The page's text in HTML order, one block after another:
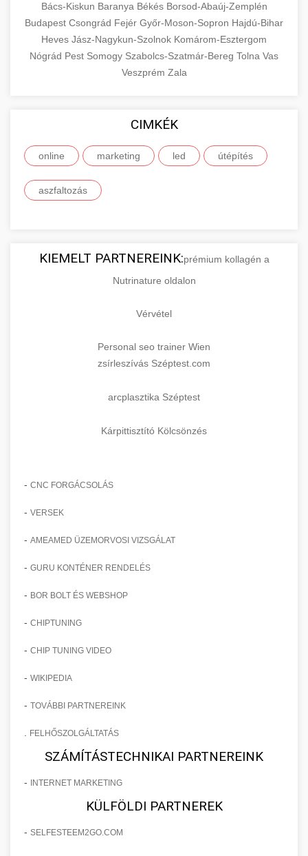
Bács-Kiskun Baranya Békés Borsod-Abaúj-Zemplén
Budapest Csongrád Fejér Győr-Moson-Sopron Hajdú-Bihar
Heves Jász-Nagykun-Szolnok Komárom-Esztergom
Nógrád Pest Somogy Szabolcs-Szatmár-Bereg Tolna Vas
Veszprém Zala
CIMKÉK
online marketing led útépítés
aszfaltozás
KIEMELT PARTNEREINK:prémium kollagén a
Nutrinature oldalon
Vérvétel
Personal seo trainer Wien
zsírleszívás Széptest.com
arcplasztika Széptest
Kárpittisztító Kölcsönzés
- CNC FORGÁCSOLÁS
- VERSEK
- AMEAMED ÜZEMORVOSI VIZSGÁLAT
- GURU KONTÉNER RENDELÉS
- BOR BOLT ÉS WEBSHOP
- CHIPTUNING
- CHIP TUNING VIDEO
- WIKIPEDIA
- TOVÁBBI PARTNEREINK
FELHŐSZOLGÁLTATÁS
SZÁMÍTÁSTECHNIKAI PARTNEREINK
- INTERNET MARKETING
KÜLFÖLDI PARTNEREK
- SELFESTEEM2GO.COM